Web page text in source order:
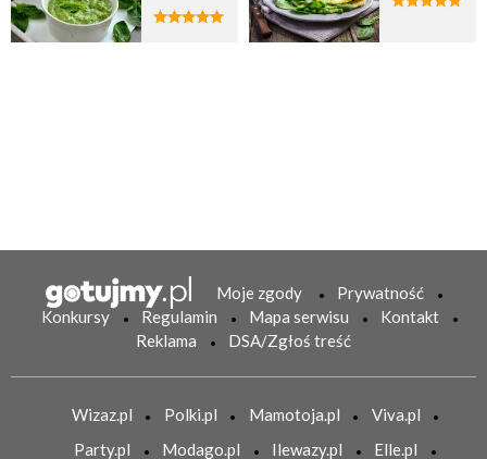
Moje zgody
Prywatność
Konkursy
Regulamin Mapa serwisu
Kontakt
Reklama
DSA/Zgłoś treść
Wizaz.pl Polki.pl Mamotoja.pl
Viva.pl
Party.pl
Modago.pl Ilewazy.pl Elle.pl